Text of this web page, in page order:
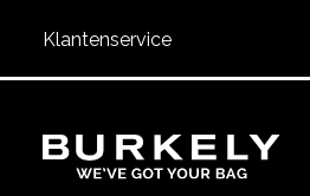
Klantenservice